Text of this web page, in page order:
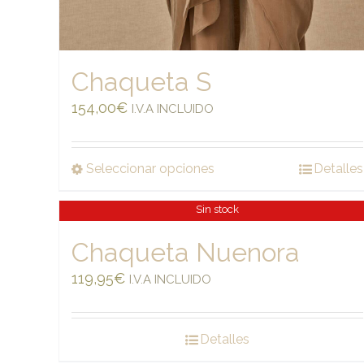
Chaqueta S
154,00€ I.V.A INCLUIDO
Seleccionar opciones Detalles
Sin stock
Chaqueta Nuenora
119,95€ I.V.A INCLUIDO
Detalles